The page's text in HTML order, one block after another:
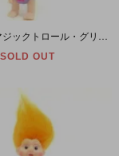
Magic Troll/マジックトロール・グリーン/レオタード/ソフビ
SOLD OUT